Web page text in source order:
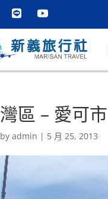
灣區 – 愛可市
byadmin | 5 月 25, 2013